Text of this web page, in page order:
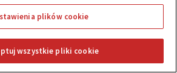
+6
0
Kupony Promocje
plików cookie
wszystkie pliki cookie